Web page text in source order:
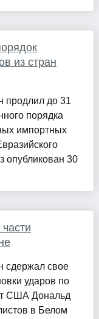
из стран
продлил до 31
порядка
импортных
опубликован 30
сдержал свое
ударов по
США Дональд
в Белом